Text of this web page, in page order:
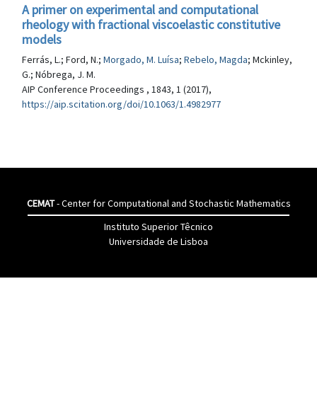
A primer on experimental and computational
rheology with fractional viscoelastic constitutive
models
Ferrás, L.; Ford, N.; Morgado, M. Luísa; Rebelo, Magda; Mckinley,
G.; Nóbrega, J. M.
AIP Conference Proceedings , 1843, 1 (2017),
https://aip.scitation.org/doi/10.1063/1.4982977
CEMAT- Center for Computational and Stochastic Mathematics
Instituto Superior Têcnico
Universidade de Lisboa